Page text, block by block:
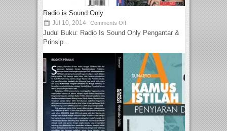
Radio is Sound Only
Jul 10, 2014 Comments Off
Judul Buku: Radio Is Sound Only Pengantar &
Prinsip...